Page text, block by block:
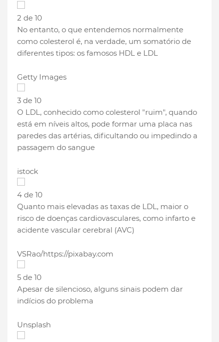
2 de 10
No entanto, o que entendemos normalmente
como colesterol é, na verdade, um somatório de
diferentes tipos: os famosos HDL e LDL
Getty Images
3 de 10
O LDL, conhecido como colesterol "ruim", quando
está em níveis altos, pode formar uma placa nas
paredes das artérias, dificultando ou impedindo a
passagem do sangue
istock
4 de 10
Quanto mais elevadas as taxas de LDL, maior o
risco de doenças cardiovasculares, como infarto e
acidente vascular cerebral (AVC)
VSRao/https://pixabay.com
5 de 10
Apesar de silencioso, alguns sinais podem dar
indícios do problema
Unsplash